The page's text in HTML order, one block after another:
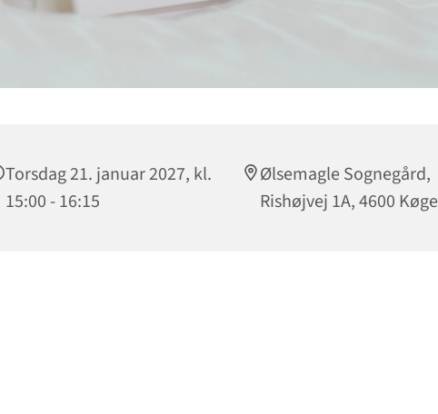
Torsdag 21. januar 2027, kl.
15:00 - 16:15
Ølsemagle Sognegård,
Rishøjvej 1A, 4600 Køge